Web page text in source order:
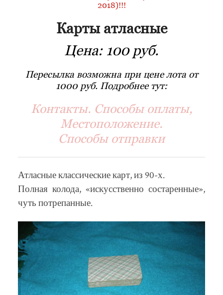
2018)!!!
Карты атласные
Цена: 100 руб.
Пересылка возможна при цене лота от
1000 руб. Подробнее тут:
Контакты. Способы оплаты,
Местоположение.
Способы отправки
Атласные классические карт, из 90-х.
Полная колода, «искусственно состаренные»,
чуть потрепанные.